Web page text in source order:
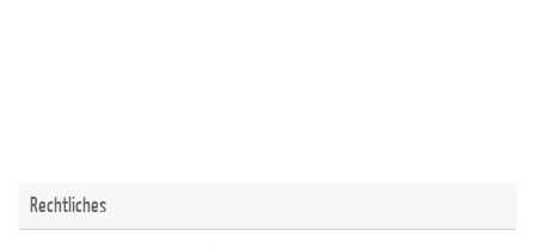
Rechtliches